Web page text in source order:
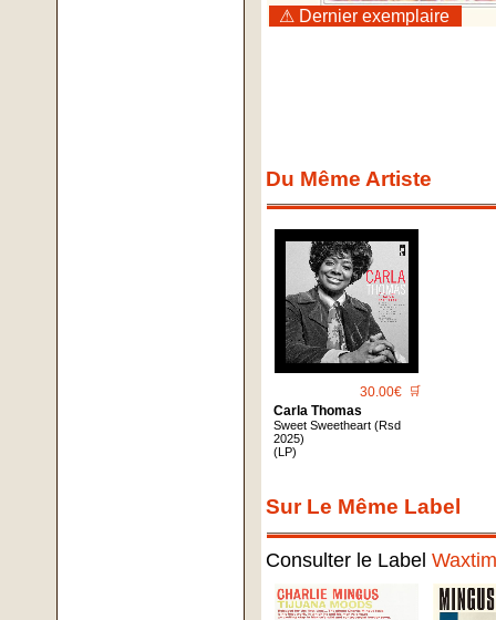
⚠ Dernier exemplaire
Du Même Artiste
30.00€ 🛒
Carla Thomas
Sweet Sweetheart (Rsd
2025)
(LP)
Sur Le Même Label
Consulter le Label